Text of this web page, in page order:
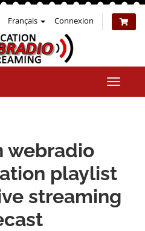
Français Connexion
la
webradio
playlist
streaming